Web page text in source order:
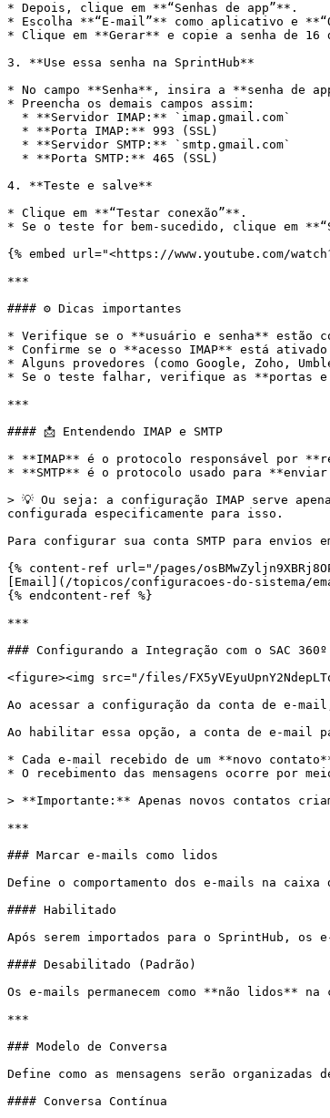
* Depois, clique em **“Senhas de app”**.
* Escolha **“E-mail”** como aplicativo e
* Clique em **Gerar** e copie a senha de
3. **Use essa senha na SprintHub**
* No campo **Senha**, insira a **senha de
* Preencha os demais campos assim:
4. **Teste e salve**
* Clique em **“Testar conexão”**.
* Se o teste for bem-sucedido, clique em
{% embed url="<https://www.youtube.com/
***
#### ⚙️ Dicas importantes
* Verifique se o **usuário e senha** estão
* Confirme se o **acesso IMAP** está
* Alguns provedores (como Google, Zoho,
* Se o teste falhar, verifique as **portas
***
#### 📩 Entendendo IMAP e SMTP
* **IMAP** é o protocolo responsável por
* **SMTP** é o protocolo usado para
> 💡 Ou seja: a configuração IMAP serve
configurada especificamente para isso.
Para configurar sua conta SMTP para envios
{% content-ref url="/pages/
[Email](/topicos/configuracoes-do-sistema/
{% endcontent-ref %}
***
### Configurando a Integração com o SAC 360º
<figure><img src="/files/
Ao acessar a configuração da conta de e-
Ao habilitar essa opção, a conta de e-mail
* Cada e-mail recebido de um **novo
* O recebimento das mensagens ocorre por
> **Importante:** Apenas novos contatos
***
### Marcar e-mails como lidos
Define o comportamento dos e-mails na
#### Habilitado
Após serem importados para o SprintHub, os
#### Desabilitado (Padrão)
Os e-mails permanecem como **não lidos**
***
### Modelo de Conversa
Define como as mensagens serão organizadas
#### Conversa Contínua